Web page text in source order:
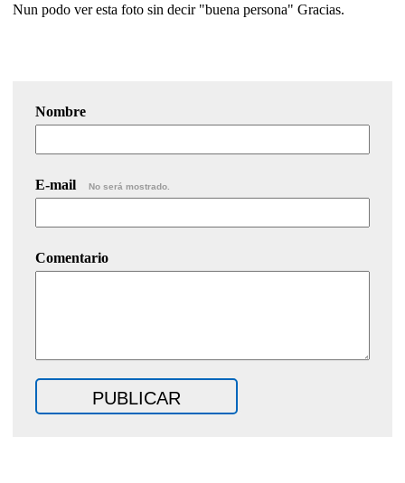
Nun podo ver esta foto sin decir "buena persona" Gracias.
Nombre
E-mail No será mostrado.
Comentario